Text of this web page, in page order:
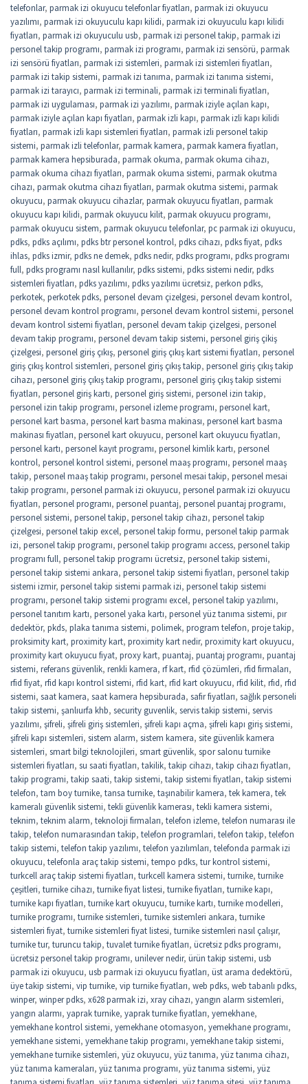
telefonlar, parmak izi okuyucu telefonlar fiyatları, parmak izi okuyucu
yazılımı, parmak izi okuyuculu kapı kilidi, parmak izi okuyuculu kapı kilidi
fiyatları, parmak izi okuyuculu usb, parmak izi personel takip, parmak izi
personel takip programı, parmak izi programı, parmak izi sensörü, parmak
izi sensörü fiyatları, parmak izi sistemleri, parmak izi sistemleri fiyatları,
parmak izi takip sistemi, parmak izi tanıma, parmak izi tanıma sistemi,
parmak izi tarayıcı, parmak izi terminali, parmak izi terminali fiyatları,
parmak izi uygulaması, parmak izi yazılımı, parmak iziyle açılan kapı,
parmak iziyle açılan kapı fiyatları, parmak izli kapı, parmak izli kapı kilidi
fiyatları, parmak izli kapı sistemleri fiyatları, parmak izli personel takip
sistemi, parmak izli telefonlar, parmak kamera, parmak kamera fiyatları,
parmak kamera hepsiburada, parmak okuma, parmak okuma cihazı,
parmak okuma cihazı fiyatları, parmak okuma sistemi, parmak okutma
cihazı, parmak okutma cihazı fiyatları, parmak okutma sistemi, parmak
okuyucu, parmak okuyucu cihazlar, parmak okuyucu fiyatları, parmak
okuyucu kapı kilidi, parmak okuyucu kilit, parmak okuyucu programı,
parmak okuyucu sistem, parmak okuyucu telefonlar, pc parmak izi okuyucu,
pdks, pdks açılımı, pdks btr personel kontrol, pdks cihazı, pdks fiyat, pdks
ihlas, pdks izmir, pdks ne demek, pdks nedir, pdks programı, pdks programı
full, pdks programı nasıl kullanılır, pdks sistemi, pdks sistemi nedir, pdks
sistemleri fiyatları, pdks yazılımı, pdks yazılımı ücretsiz, perkon pdks,
perkotek, perkotek pdks, personel devam çizelgesi, personel devam kontrol,
personel devam kontrol programı, personel devam kontrol sistemi, personel
devam kontrol sistemi fiyatları, personel devam takip çizelgesi, personel
devam takip programı, personel devam takip sistemi, personel giriş çikiş
çizelgesi, personel giriş çıkış, personel giriş çıkış kart sistemi fiyatları, personel
giriş çıkış kontrol sistemleri, personel giriş çıkış takip, personel giriş çıkış takip
cihazı, personel giriş çıkış takip programı, personel giriş çıkış takip sistemi
fiyatları, personel giriş kartı, personel giriş sistemi, personel izin takip,
personel izin takip programı, personel izleme programı, personel kart,
personel kart basma, personel kart basma makinası, personel kart basma
makinası fiyatları, personel kart okuyucu, personel kart okuyucu fiyatları,
personel kartı, personel kayıt programı, personel kimlik kartı, personel
kontrol, personel kontrol sistemi, personel maaş programı, personel maaş
takip, personel maaş takip programı, personel mesai takip, personel mesai
takip programı, personel parmak izi okuyucu, personel parmak izi okuyucu
fiyatları, personel programı, personel puantaj, personel puantaj programı,
personel sistemi, personel takip, personel takip cihazı, personel takip
çizelgesi, personel takip excel, personel takip formu, personel takip parmak
izi, personel takip programı, personel takip programı access, personel takip
programı full, personel takip programı ücretsiz, personel takip sistemi,
personel takip sistemi ankara, personel takip sistemi fiyatları, personel takip
sistemi izmir, personel takip sistemi parmak izi, personel takip sistemi
programı, personel takip sistemi programı excel, personel takip yazılımı,
personel tanıtım kartı, personel yaka kartı, personel yüz tanıma sistemi, pır
dedektör, pkds, plaka tanıma sistemi, polimek, program telefon, proje takip,
proksimity kart, proximity kart, proximity kart nedir, proximity kart okuyucu,
proximity kart okuyucu fiyat, proxy kart, puantaj, puantaj programı, puantaj
sistemi, referans güvenlik, renkli kamera, rf kart, rfid çözümleri, rfid firmaları,
rfid fiyat, rfid kapı kontrol sistemi, rfid kart, rfid kart okuyucu, rfid kilit, rfıd, rfıd
sistemi, saat kamera, saat kamera hepsiburada, safir fiyatları, sağlık personeli
takip sistemi, şanlıurfa khb, security guvenlik, servis takip sistemi, servis
yazılımı, şifreli, şifreli giriş sistemleri, şifreli kapı açma, şifreli kapı giriş sistemi,
şifreli kapı sistemleri, sistem alarm, sistem kamera, site güvenlik kamera
sistemleri, smart bilgi teknolojileri, smart güvenlik, spor salonu turnike
sistemleri fiyatları, su saati fiyatları, takilik, takip cihazı, takip cihazı fiyatları,
takip programi, takip saati, takip sistemi, takip sistemi fiyatları, takip sistemi
telefon, tam boy turnike, tansa turnike, taşınabilir kamera, tek kamera, tek
kameralı güvenlik sistemi, tekli güvenlik kamerası, tekli kamera sistemi,
teknim, teknim alarm, teknoloji firmaları, telefon izleme, telefon numarası ile
takip, telefon numarasından takip, telefon programlari, telefon takip, telefon
takip sistemi, telefon takip yazılımı, telefon yazılımları, telefonda parmak izi
okuyucu, telefonla araç takip sistemi, tempo pdks, tur kontrol sistemi,
turkcell araç takip sistemi fiyatları, turkcell kamera sistemi, turnike, turnike
çeşitleri, turnike cihazı, turnike fiyat listesi, turnike fiyatları, turnike kapı,
turnike kapı fiyatları, turnike kart okuyucu, turnike kartı, turnike modelleri,
turnike programı, turnike sistemleri, turnike sistemleri ankara, turnike
sistemleri fiyat, turnike sistemleri fiyat listesi, turnike sistemleri nasıl çalışır,
turnike tur, turuncu takip, tuvalet turnike fiyatları, ücretsiz pdks programı,
ücretsiz personel takip programı, unilever nedir, ürün takip sistemi, usb
parmak izi okuyucu, usb parmak izi okuyucu fiyatları, üst arama dedektörü,
üye takip sistemi, vip turnike, vip turnike fiyatları, web pdks, web tabanlı pdks,
winper, winper pdks, x628 parmak izi, xray cihazı, yangın alarm sistemleri,
yangın alarmı, yaprak turnike, yaprak turnike fiyatları, yemekhane,
yemekhane kontrol sistemi, yemekhane otomasyon, yemekhane programı,
yemekhane sistemi, yemekhane takip programı, yemekhane takip sistemi,
yemekhane turnike sistemleri, yüz okuyucu, yüz tanıma, yüz tanıma cihazı,
yüz tanıma kameraları, yüz tanıma programı, yüz tanıma sistemi, yüz